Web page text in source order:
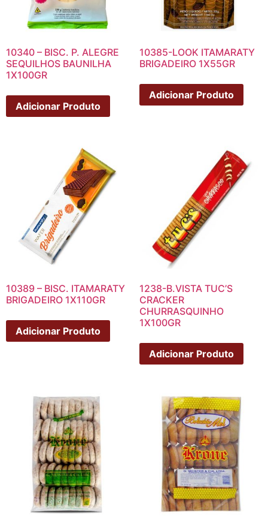
10340 – BISC. P. ALEGRE
SEQUILHOS BAUNILHA
1X100GR
Adicionar Produto
10385-LOOK ITAMARATY
BRIGADEIRO 1X55GR
Adicionar Produto
10389 – BISC. ITAMARATY
BRIGADEIRO 1X110GR
Adicionar Produto
1238-B.VISTA TUC’S
CRACKER
CHURRASQUINHO
1X100GR
Adicionar Produto